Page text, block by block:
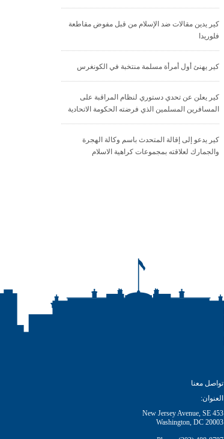
كير يدين مقالات ضد الإسلام من قبل مفوض مقاطعة
فلوريدا
كير يهنئ أول أمرأة مسلمة منتخبة في الكونغرس
كير يعلن عن تحدي دستوري لنظام المراقبة على
المسافرين المسلمين الذي فرضته الحكومة الاتحادية
كير يدعو إلى إقالة المتحدث باسم وكالة الهجرة
والجمارك لعلاقته بمجموعات كراهية الاسلام
تواصل معنا
العنوان:
453 New Jersey Avenue, SE
Washington, DC 20003